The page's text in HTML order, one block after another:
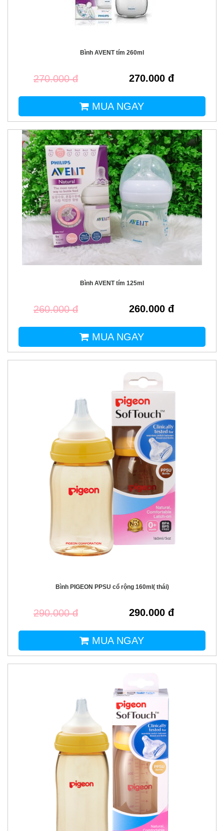
Bình AVENT tím 260ml
270.000 đ 270.000 đ
MUA NGAY
Bình AVENT tím 125ml
260.000 đ 260.000 đ
MUA NGAY
Bình PIGEON PPSU cổ rộng 160ml( thái)
290.000 đ 290.000 đ
MUA NGAY